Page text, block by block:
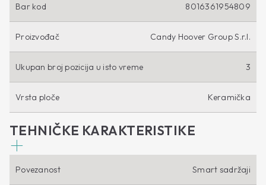
Bar kod 8016361954809
Proizvođač Candy Hoover Group S.r.l.
Ukupan broj pozicija u isto vreme 3
Vrsta ploče Keramička
TEHNIČKE KARAKTERISTIKE
Povezanost Smart sadržaji